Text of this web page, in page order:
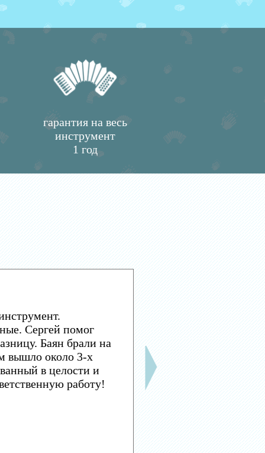
гарантия на весь
инструмент
1 год
Сергей помог
Баян брали на
вышло около 3-х
в целости и
работу!